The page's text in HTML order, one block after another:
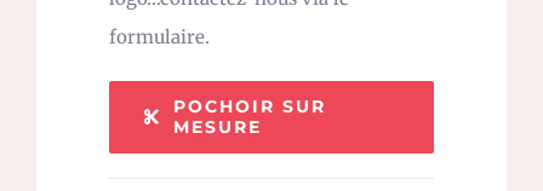
formulaire.
POCHOIR SUR
MESURE